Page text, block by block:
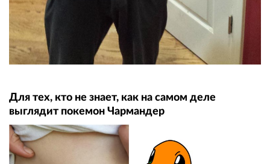
Для тех, кто не знает, как на самом деле
выглядит покемон Чармандер